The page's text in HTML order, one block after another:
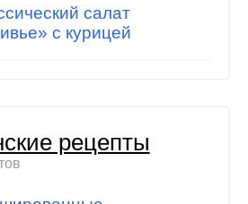
салат
с курицей
рецепты